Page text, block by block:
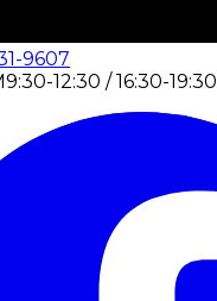
9607
9:30-12:30 / 16:30-19:30